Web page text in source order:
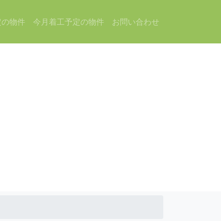
物件 今月着工予定の物件 お問い合わせ